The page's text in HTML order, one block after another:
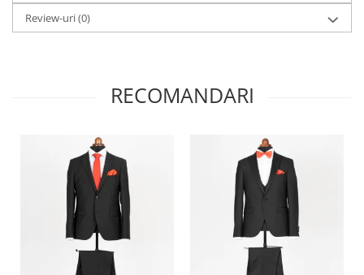
Review-uri(0)
RECOMANDARI